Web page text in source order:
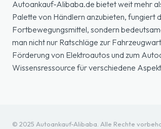
Autoankauf-Alibaba.de bietet weit mehr
Palette von Händlern anzubieten, fungiert
Fortbewegungsmittel, sondern
man nicht nur Ratschläge zur
Förderung von Elektroautos und zum
Wissensressource für verschiedene
© 2025 Autoankauf-Alibaba. Alle Rechte